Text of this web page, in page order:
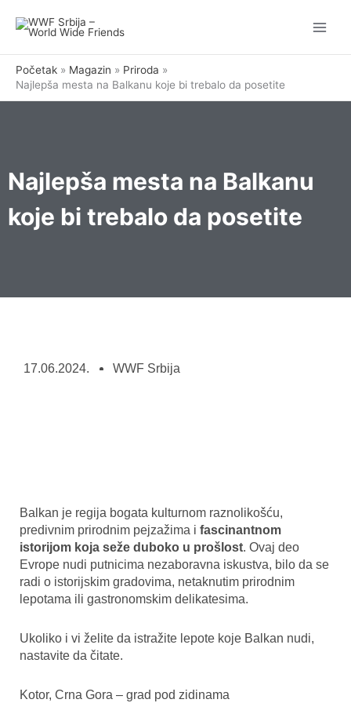
Početak Magazin
Priroda
Najlepša mesta na Balkanu koje bi trebalo da posetite
Najlepša mesta na Balkanu
koje bi trebalo da posetite
17.06.2024. WWF Srbija
Balkan je regija bogata kulturnom raznolikošću,
predivnim prirodnim pejzažima i fascinantnom
istorijom koja seže duboko u prošlost. Ovaj deo
Evrope nudi putnicima nezaboravna iskustva, bilo da se
radi o istorijskim gradovima, netaknutim prirodnim
lepotama ili gastronomskim delikatesima.
Ukoliko i vi želite da istražite lepote koje Balkan nudi,
nastavite da čitate.
Kotor, Crna Gora – grad pod zidinama